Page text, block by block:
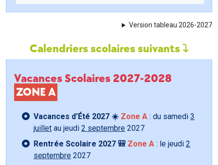
Version tableau 2026-2027
Calendriers scolaires suivants
Vacances Scolaires 2027-2028
ZONE A
Vacances d’Été 2027 ☀️ Zone A : du samedi 3
juillet au jeudi 2 septembre 2027
Rentrée Scolaire 2027 🎒 Zone A : le jeudi 2
septembre 2027